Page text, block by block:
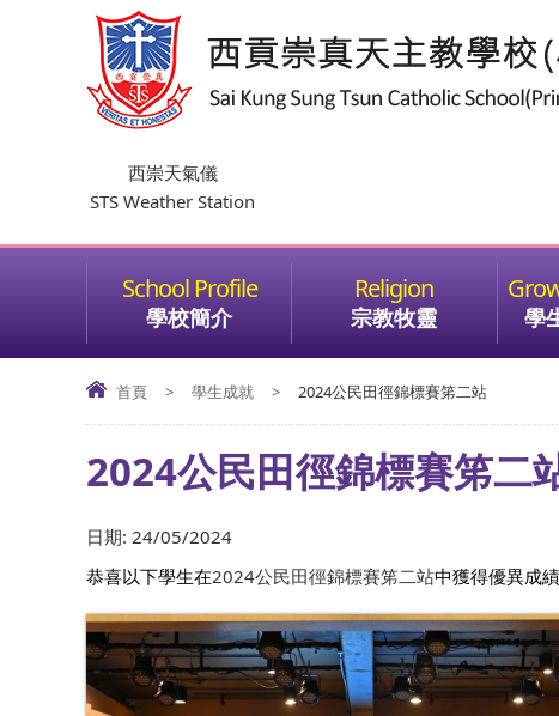
西崇天氣儀
STS Weather Station
學校簡介 宗教牧靈 學
首頁 > 學生成就 > 2024公民田徑錦標賽笫二站
2024公民田徑錦標賽笫二
日期: 24/05/2024
恭喜以下學生在2024公民田徑錦標賽笫二站中獲得優異成績